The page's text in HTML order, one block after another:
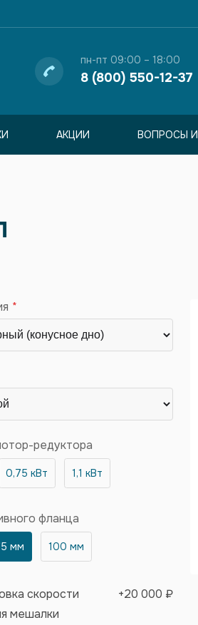
8 (800) 550-12-37
пн-пт 09:00 – 18:00
АКЦИИ ВОПРОСЫ
редуктора
0,75 кВт 1,1 кВт
фланца
мм 100 мм
скорости
мешалки
+20 000 ₽